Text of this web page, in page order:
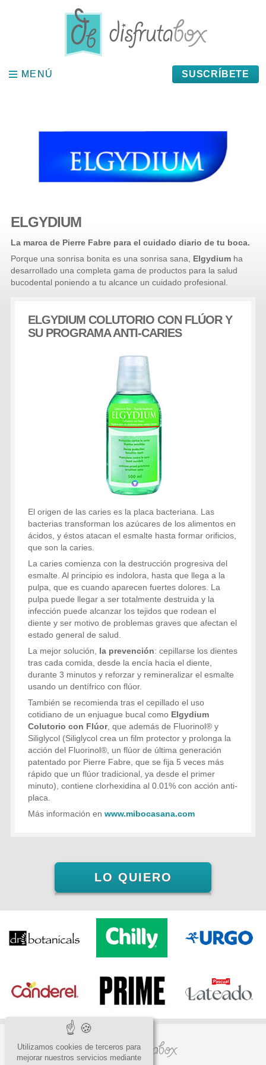
MENÚ
MENÚ SUSCRÍBETE
ELGYDIUM
La marca de Pierre Fabre para el cuidado diario de tu boca.
Porque una sonrisa bonita es una sonrisa sana, Elgydium ha
desarrollado una completa gama de productos para la salud
bucodental poniendo a tu alcance un cuidado profesional.
ELGYDIUM COLUTORIO CON FLÚOR Y
SU PROGRAMA ANTI-CARIES
El origen de las caries es la placa bacteriana. Las
bacterias transforman los azúcares de los alimentos en
ácidos, y éstos atacan el esmalte hasta formar orificios,
que son la caries.
La caries comienza con la destrucción progresiva del
esmalte. Al principio es indolora, hasta que llega a la
pulpa, que es cuando aparecen fuertes dolores. La
pulpa puede llegar a ser totalmente destruida y la
infección puede alcanzar los tejidos que rodean el
diente y ser motivo de problemas graves que afectan el
estado general de salud.
La mejor solución, la prevención: cepillarse los dientes
tras cada comida, desde la encía hacia el diente,
durante 3 minutos y reforzar y remineralizar el esmalte
usando un dentífrico con flúor.
También se recomienda tras el cepillado el uso
cotidiano de un enjuague bucal como Elgydium
Colutorio con Flúor, que además de Fluorinol® y
Siliglycol (Siliglycol crea un film protector y prolonga la
acción del Fluorinol®, un flúor de última generación
patentado por Pierre Fabre, que se fija 5 veces más
rápido que un flúor tradicional, ya desde el primer
minuto), contiene clorhexidina al 0.01% con acción anti-
placa.
Más información enwww.mibocasana.com
LO QUIERO
Utilizamos cookies de terceros para
mejorar nuestros servicios mediante